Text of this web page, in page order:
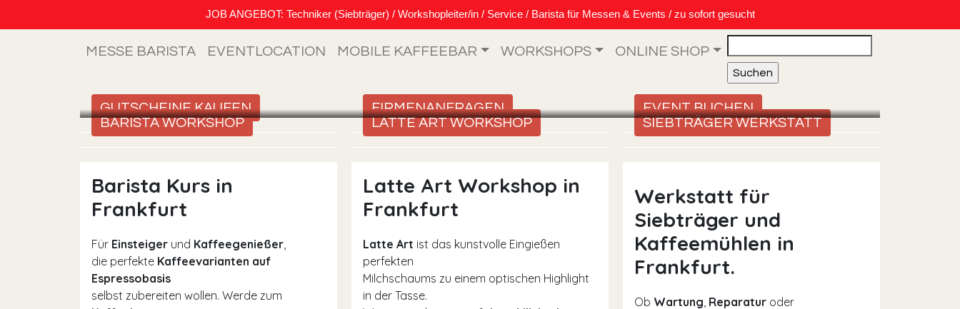
JOB ANGEBOT: Techniker (Siebträger) / Workshopleiter/in / Service / Barista für Messen & Events / zu sofort gesucht
MESSE BARISTA EVENTLOCATION MOBILE KAFFEEBAR WORKSHOPS ONLINE SHOP
GUTSCHEINE KAUFEN FIRMENANFRAGEN
EVENT BUCHEN
BARISTA WORKSHOP
LATTE ART WORKSHOP SIEBTRÄGER WERKSTATT
Barista Kurs in
Frankfurt
Für Einsteiger und Kaffeegenießer,
die perfekte Kaffeevarianten auf
Espressobasis
selbst zubereiten wollen. Werde zum
Latte Art Workshop in
Frankfurt
Latte Art ist das kunstvolle Eingießen
perfekten
Milchschaums zu einem optischen Highlight
in der Tasse.
Werkstatt für
Siebträger und
Kaffeemühlen in
Frankfurt.
Ob Wartung, Reparatur oder